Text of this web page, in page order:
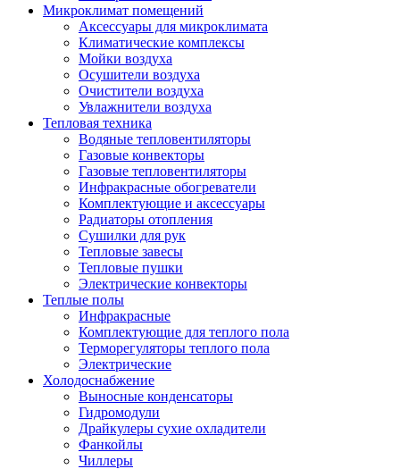
Микроклимат помещений
Аксессуары для микроклимата
Климатические комплексы
Мойки воздуха
Осушители воздуха
Очистители воздуха
Увлажнители воздуха
Тепловая техника
Водяные тепловентиляторы
Газовые конвекторы
Газовые тепловентиляторы
Инфракрасные обогреватели
Комплектующие и аксессуары
Радиаторы отопления
Сушилки для рук
Тепловые завесы
Тепловые пушки
Электрические конвекторы
Теплые полы
Инфракрасные
Комплектующие для теплого пола
Терморегуляторы теплого пола
Электрические
Холодоснабжение
Выносные конденсаторы
Гидромодули
Драйкулеры сухие охладители
Фанкойлы
Чиллеры